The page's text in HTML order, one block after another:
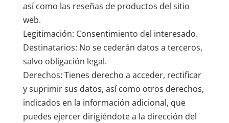
así como las reseñas de productos del sitio
web.
Legitimación: Consentimiento del interesado.
Destinatarios: No se cederán datos a terceros,
salvo obligación legal.
Derechos: Tienes derecho a acceder, rectificar
y suprimir sus datos, así como otros derechos,
indicados en la información adicional, que
puedes ejercer dirigiéndote a la dirección del